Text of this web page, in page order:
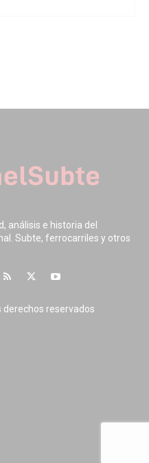
análisis e historia del
Subte, ferrocarriles y otros
derechos reservados